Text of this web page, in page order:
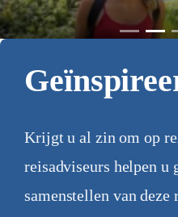
Krijgt u al zin om op
reisadviseurs helpen u
samenstellen van deze